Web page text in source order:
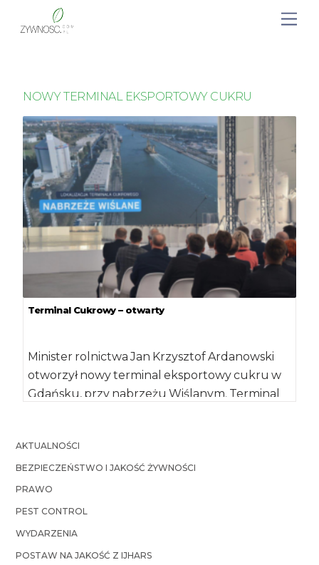
NOWY TERMINAL EKSPORTOWY CUKRU
Terminal Cukrowy – otwarty
Minister rolnictwa Jan Krzysztof Ardanowski
otworzył nowy terminal eksportowy cukru w
Gdańsku, przy nabrzeżu Wiślanym. Terminal
AKTUALNOŚCI
BEZPIECZEŃSTWO I JAKOŚĆ ŻYWNOŚCI
PRAWO
PEST CONTROL
WYDARZENIA
POSTAW NA JAKOŚĆ Z IJHARS